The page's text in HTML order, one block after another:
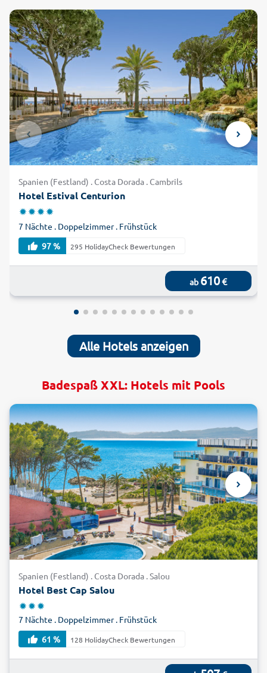
Spanien (Festland) . Costa Dorada . Cambrils
Hotel Estival Centurion
7 Nächte . Doppelzimmer . Frühstück
97 %
295 HolidayCheck Bewertungen
ab 610€
Alle Hotels anzeigen
Badespaß XXL: Hotels mit Pools
Spanien (Festland) . Costa Dorada . Salou
Hotel Best Cap Salou
7 Nächte . Doppelzimmer . Frühstück
61 %
128 HolidayCheck Bewertungen